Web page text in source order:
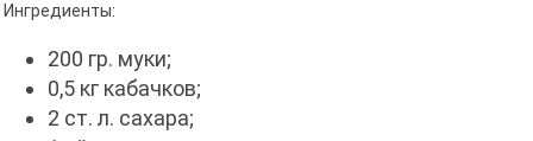
Ингредиенты:
200 гр. муки;
0,5 кг кабачков;
2 ст. л. сахара;